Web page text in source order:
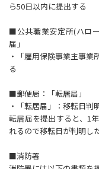
ら50日以内に提出する
■公共職業安定所(ハロ
届」
・「雇用保険事業主事
る
■郵便局：「転居届」
・「転居届」：移転日判
転居届を提出すると、1
れるので移転日が判明し
■消防署